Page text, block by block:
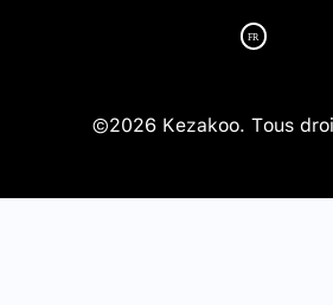
©2026 Kezakoo. Tous